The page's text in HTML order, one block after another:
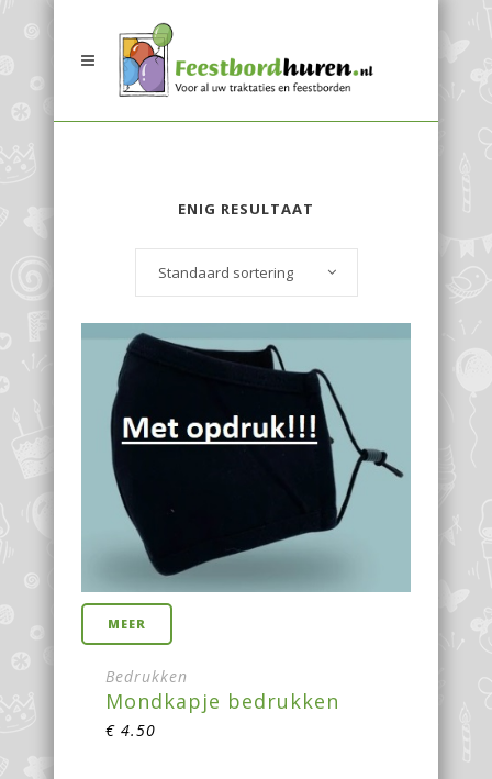
ENIG RESULTAAT
Standaard sortering
MEER
Bedrukken
Mondkapje bedrukken
€ 4.50